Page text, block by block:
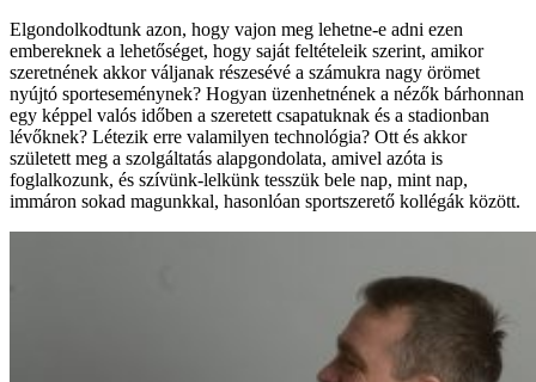
Elgondolkodtunk azon, hogy vajon meg lehetne-e adni ezen
embereknek a lehetőséget, hogy saját feltételeik szerint, amikor
szeretnének akkor váljanak részesévé a számukra nagy örömet
nyújtó sporteseménynek? Hogyan üzenhetnének a nézők bárhonnan
egy képpel valós időben a szeretett csapatuknak és a stadionban
lévőknek? Létezik erre valamilyen technológia? Ott és akkor
született meg a szolgáltatás alapgondolata, amivel azóta is
foglalkozunk, és szívünk-lelkünk tesszük bele nap, mint nap,
immáron sokad magunkkal, hasonlóan sportszerető kollégák között.